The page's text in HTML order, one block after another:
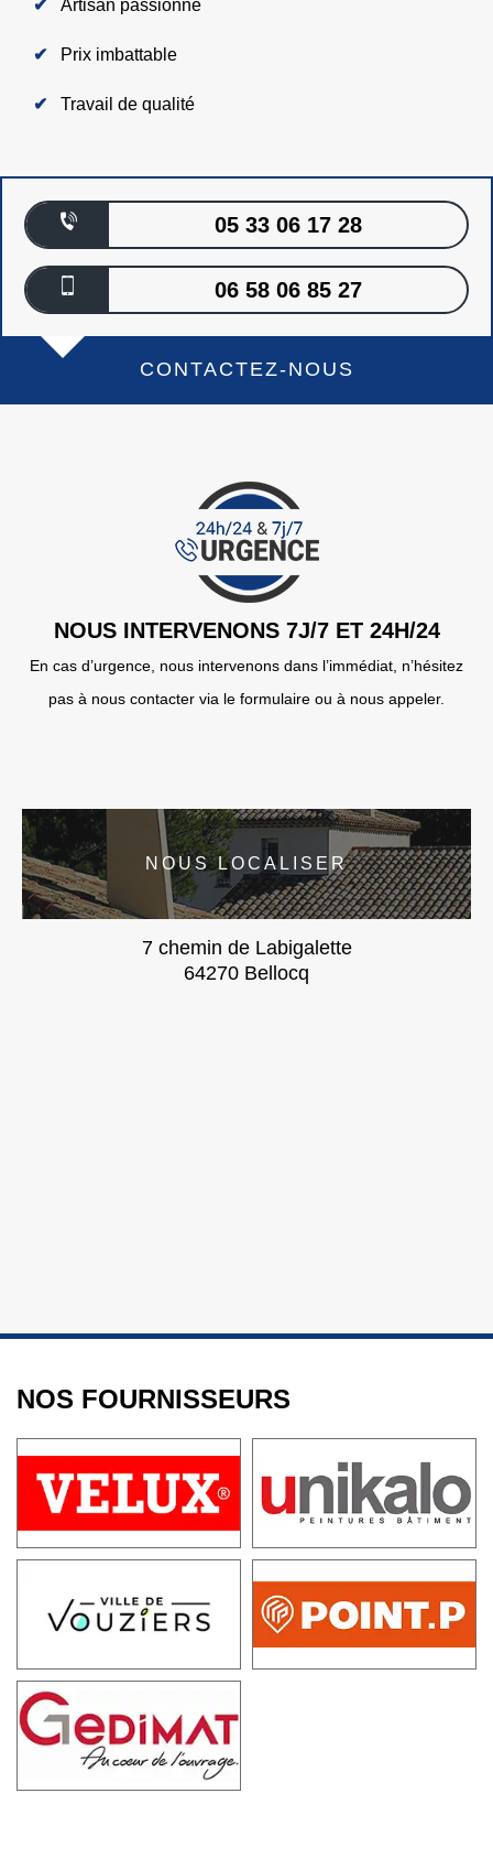
Artisan passionné
Prix imbattable
Travail de qualité
05 33 06 17 28
06 58 06 85 27
CONTACTEZ-NOUS
NOUS INTERVENONS 7J/7 ET 24H/24
En cas d’urgence, nous intervenons dans l’immédiat, n’hésitez
pas à nous contacter via le formulaire ou à nous appeler.
NOUS LOCALISER
7 chemin de Labigalette
64270 Bellocq
NOS FOURNISSEURS